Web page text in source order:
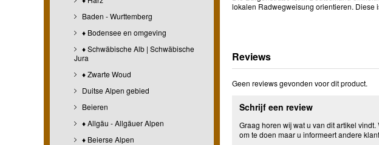
Baden - Wurttemberg
♦ Bodensee en omgeving
♦ Schwäbische Alb | Schwäbische
Jura
♦ Zwarte Woud
Duitse Alpen gebied
Beieren
♦ Allgäu - Allgäuer Alpen
♦ Beierse Alpen
lokalen Radwegweisung orientieren. Diese
Reviews
Geen reviews gevonden voor dit product.
Schrijf een review
Graag horen wij wat u van dit artikel
om te doen maar u informeert andere